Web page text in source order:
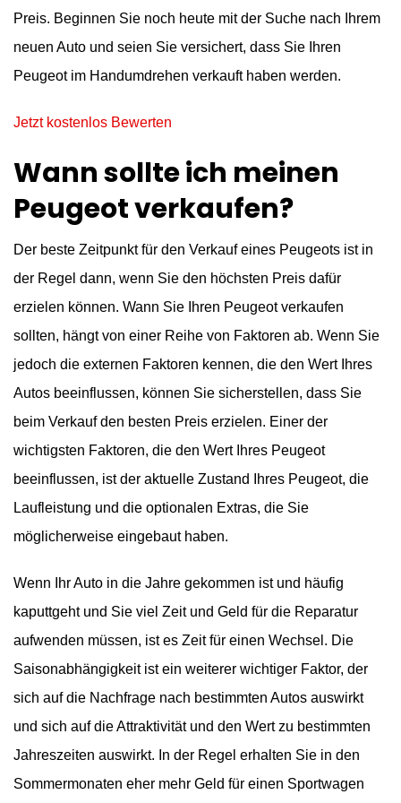
Preis. Beginnen Sie noch heute mit der Suche nach Ihrem
neuen Auto und seien Sie versichert, dass Sie Ihren
Peugeot im Handumdrehen verkauft haben werden.
Jetzt kostenlos Bewerten
Wann sollte ich meinen
Peugeot verkaufen?
Der beste Zeitpunkt für den Verkauf eines Peugeots ist in
der Regel dann, wenn Sie den höchsten Preis dafür
erzielen können. Wann Sie Ihren Peugeot verkaufen
sollten, hängt von einer Reihe von Faktoren ab. Wenn Sie
jedoch die externen Faktoren kennen, die den Wert Ihres
Autos beeinflussen, können Sie sicherstellen, dass Sie
beim Verkauf den besten Preis erzielen. Einer der
wichtigsten Faktoren, die den Wert Ihres Peugeot
beeinflussen, ist der aktuelle Zustand Ihres Peugeot, die
Laufleistung und die optionalen Extras, die Sie
möglicherweise eingebaut haben.
Wenn Ihr Auto in die Jahre gekommen ist und häufig
kaputtgeht und Sie viel Zeit und Geld für die Reparatur
aufwenden müssen, ist es Zeit für einen Wechsel. Die
Saisonabhängigkeit ist ein weiterer wichtiger Faktor, der
sich auf die Nachfrage nach bestimmten Autos auswirkt
und sich auf die Attraktivität und den Wert zu bestimmten
Jahreszeiten auswirkt. In der Regel erhalten Sie in den
Sommermonaten eher mehr Geld für einen Sportwagen